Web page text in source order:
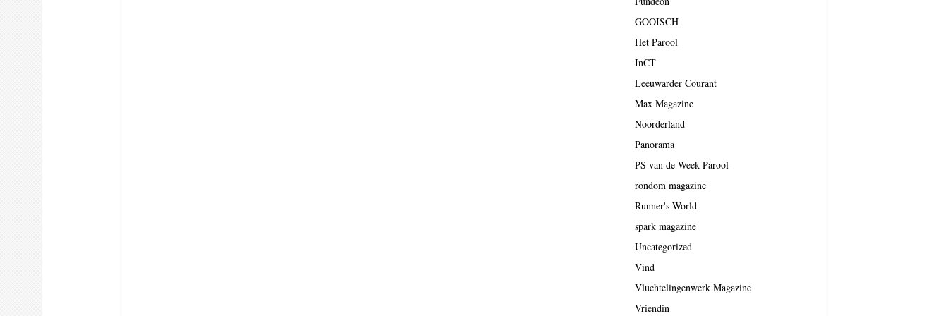
GOOISCH
Het Parool
InCT
Leeuwarder Courant
Max Magazine
Noorderland
Panorama
PS van de Week Parool
rondom magazine
Runner's World
spark magazine
Uncategorized
Vind
Vluchtelingenwerk Magazine
Vriendin